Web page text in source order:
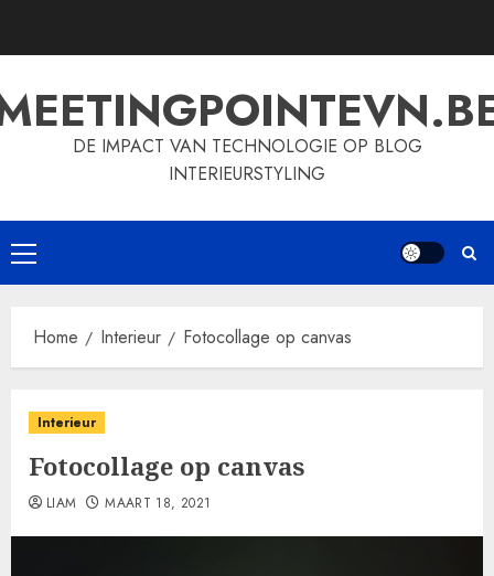
DE IMPACT VAN TECHNOLOGIE OP BLOG
INTERIEURSTYLING
Primary
Menu
Home Interieur Fotocollage op canvas
Interieur
Fotocollage op canvas
LIAM MAART 18, 2021